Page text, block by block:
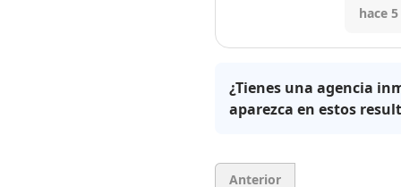
por
hace
¿Tienes una agencia
aparezca en estos
Anterior